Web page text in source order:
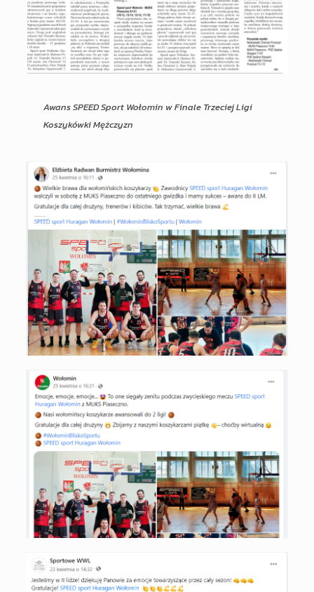
Awans SPEED Sport Wołomin w Finale Trzeciej Ligi
Koszykówki Mężczyzn